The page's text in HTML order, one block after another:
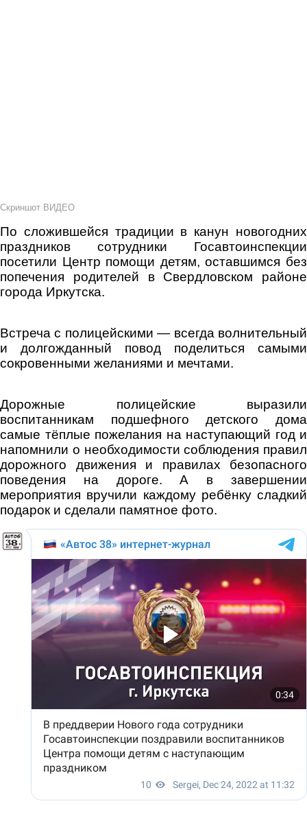
Скриншот ВИДЕО
По сложившейся традиции в канун новогодних
праздников сотрудники Госавтоинспекции
посетили Центр помощи детям, оставшимся без
попечения родителей в Свердловском районе
города Иркутска.
Встреча с полицейскими — всегда волнительный
и долгожданный повод поделиться самыми
сокровенными желаниями и мечтами.
Дорожные полицейские выразили
воспитанникам подшефного детского дома
самые тёплые пожелания на наступающий год и
напомнили о необходимости соблюдения правил
дорожного движения и правилах безопасного
поведения на дороге. А в завершении
мероприятия вручили каждому ребёнку сладкий
подарок и сделали памятное фото.